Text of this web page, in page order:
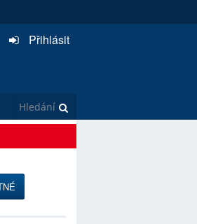
Přihlásit